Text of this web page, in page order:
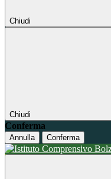
Chiudi
Chiudi
Conferma
Annulla Conferma